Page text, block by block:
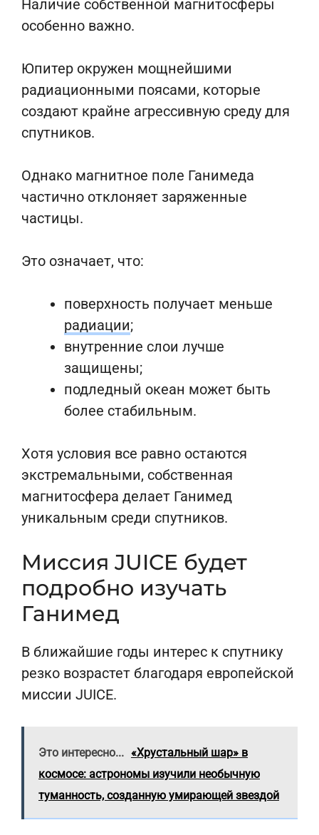
Наличие собственной магнитосферы
особенно важно.
Юпитер окружен мощнейшими
радиационными поясами, которые
создают крайне агрессивную среду для
спутников.
Однако магнитное поле Ганимеда
частично отклоняет заряженные
частицы.
Это означает, что:
поверхность получает меньше
радиации;
внутренние слои лучше
защищены;
подледный океан может быть
более стабильным.
Хотя условия все равно остаются
экстремальными, собственная
магнитосфера делает Ганимед
уникальным среди спутников.
Миссия JUICE будет
подробно изучать
Ганимед
В ближайшие годы интерес к спутнику
резко возрастет благодаря европейской
миссии JUICE.
Это интересно... «Хрустальный шар» в
космосе: астрономы изучили необычную
туманность, созданную умирающей звездой